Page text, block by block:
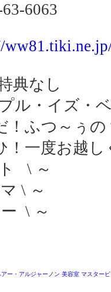
6063
典なし
ル・イズ・
！ふつ～ぅ
！一度お越し
\ ～
\ ～
\ ～
ー・アルジャーノン 美容室 マスター